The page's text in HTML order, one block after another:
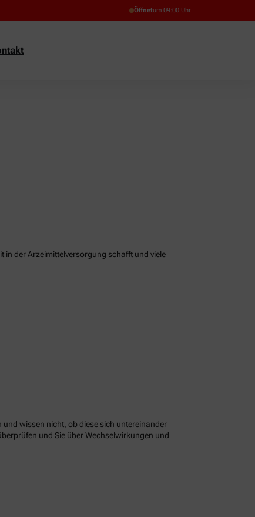
Öffnetum 09:00 Uhr
in der Arzeimittelversorgung schafft und viele
wissen nicht, ob diese sich untereinander
und Sie über Wechselwirkungen und